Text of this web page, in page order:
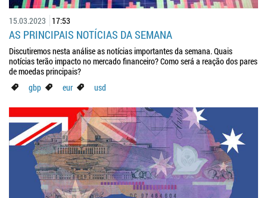
15.03.2023 17:53
AS PRINCIPAIS NOTÍCIAS DA SEMANA
Discutiremos nesta análise as notícias importantes da semana. Quais
notícias terão impacto no mercado financeiro? Como será a reação dos pares
de moedas principais?
gbp
eur usd